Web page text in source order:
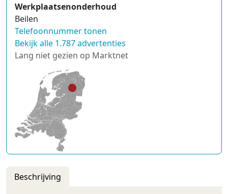
Werkplaatsenonderhoud
Beilen
Telefoonnummer tonen
Bekijk alle 1.787 advertenties
Lang niet gezien op Marktnet
Beschrijving